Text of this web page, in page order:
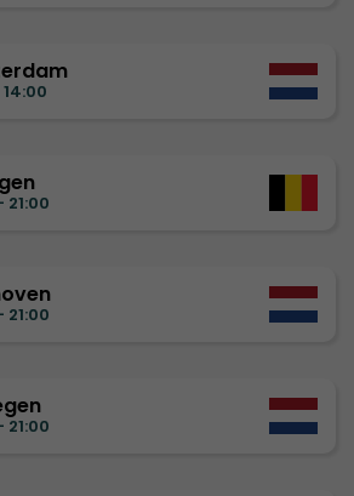
14:00
21:00
21:00
21:00